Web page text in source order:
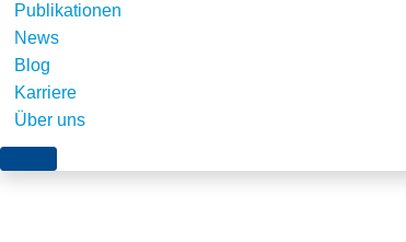
Publikationen
News
Blog
Karriere
Über uns